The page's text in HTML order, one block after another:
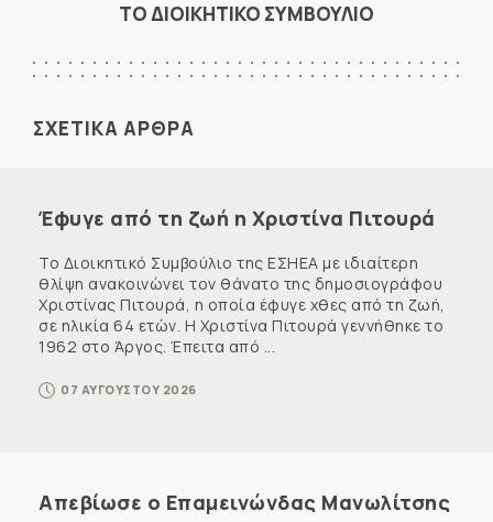
ΤΟ ΔΙΟΙΚΗΤΙΚΟ ΣΥΜΒΟΥΛΙΟ
ΣΧΕΤΙΚΑ ΑΡΘΡΑ
Έφυγε από τη ζωή η Χριστίνα Πιτουρά
Το Διοικητικό Συμβούλιο της ΕΣΗΕΑ με ιδιαίτερη
θλίψη ανακοινώνει τον θάνατο της δημοσιογράφου
Χριστίνας Πιτουρά, η οποία έφυγε χθες από τη ζωή,
σε ηλικία 64 ετών. Η Χριστίνα Πιτουρά γεννήθηκε το
1962 στο Άργος. Έπειτα από ...
07 ΑΥΓΟΥΣΤΟΥ 2026
Απεβίωσε ο Επαμεινώνδας Μανωλίτσης